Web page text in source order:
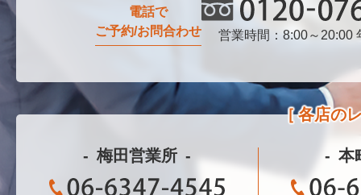
電話で
ご予約/お問合わせ
0120-076-750
営業時間：8:00～20:00
各店の
梅田営業所 本